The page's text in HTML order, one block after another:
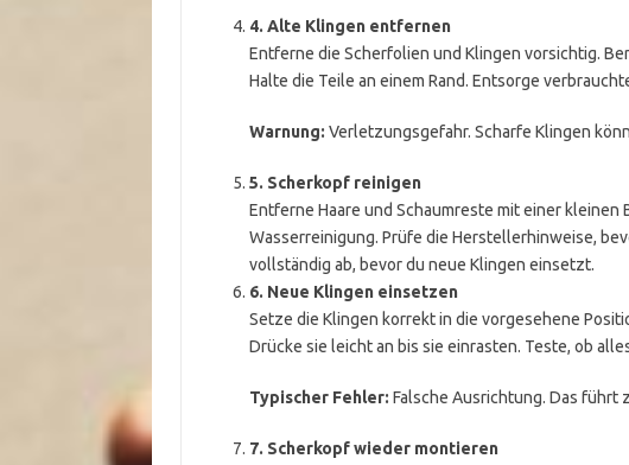
4. Alte Klingen entfernen
Entferne die Scherfolien und Klingen vorsichtig.
Halte die Teile an einem Rand. Entsorge
Warnung: Verletzungsgefahr. Scharfe Klingen
5. Scherkopf reinigen
Entferne Haare und Schaumreste mit einer
Wasserreinigung. Prüfe die Herstellerhinweise,
vollständig ab, bevor du neue Klingen einsetzt.
6. Neue Klingen einsetzen
Setze die Klingen korrekt in die vorgesehene
Drücke sie leicht an bis sie einrasten. Teste, ob
Typischer Fehler: Falsche Ausrichtung. Das führt
7. Scherkopf wieder montieren